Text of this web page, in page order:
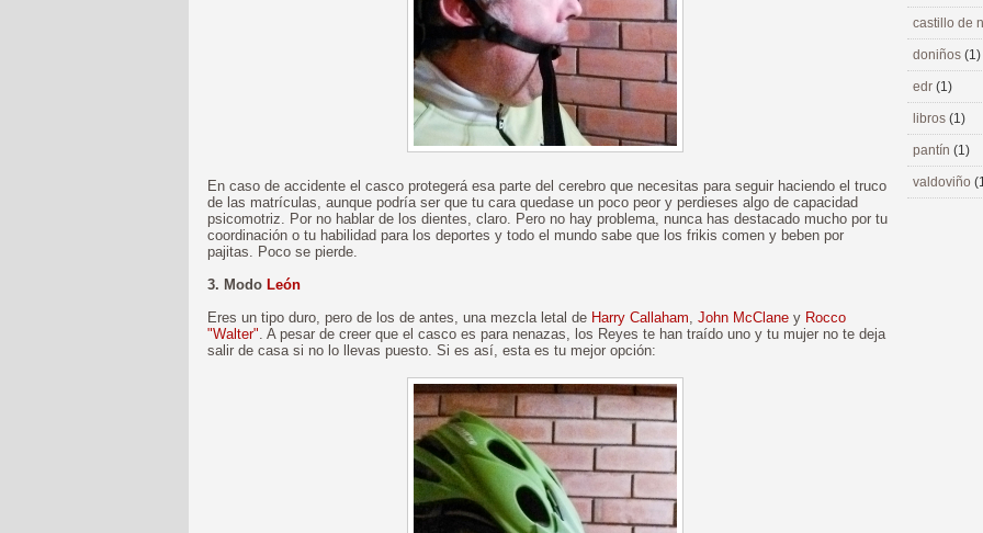
En caso de accidente el casco protegerá esa parte del cerebro que necesitas para seguir haciendo el truco
de las matrículas, aunque podría ser que tu cara quedase un poco peor y perdieses algo de capacidad
psicomotriz. Por no hablar de los dientes, claro. Pero no hay problema, nunca has destacado mucho por tu
coordinación o tu habilidad para los deportes y todo el mundo sabe que los frikis comen y beben por
pajitas. Poco se pierde.
3. Modo León
Eres un tipo duro, pero de los de antes, una mezcla letal de Harry Callaham, John McClane y Rocco
"Walter". A pesar de creer que el casco es para nenazas, los Reyes te han traído uno y tu mujer no te deja
salir de casa si no lo llevas puesto. Si es así, esta es tu mejor opción:
castillo de
doniños (1)
edr (1)
libros (1)
pantín (1)
valdoviño